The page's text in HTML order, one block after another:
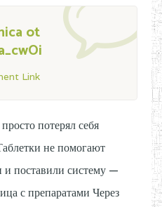
ot
Link
потерял себя
не помогают
и поставили систему —
с препаратами Через